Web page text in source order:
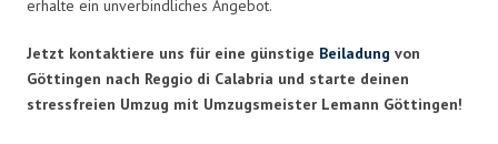
erhalte ein unverbindliches Angebot.
Jetzt kontaktiere uns für eine günstige Beiladung von
Göttingen nach Reggio di Calabria und starte deinen
stressfreien Umzug mit Umzugsmeister Lemann Göttingen!